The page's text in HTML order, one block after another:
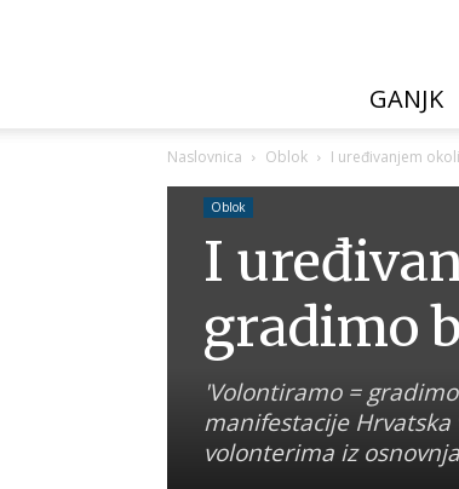
GANJK
Naslovnica Oblok I uređivanjem
Oblok
I
gradimo
'Volontiramo =
manifestacije
volonterima iz